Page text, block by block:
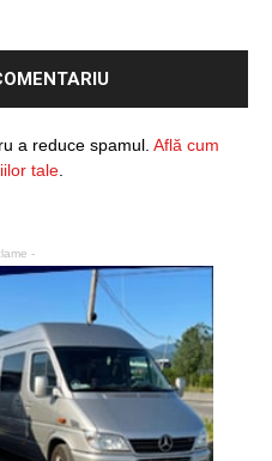
a reduce spamul. Află cum
tale.
-